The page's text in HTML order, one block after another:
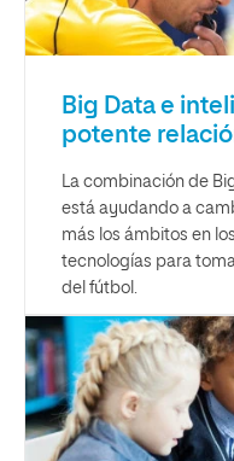
Big Data e
potente
La combinación de
está ayudando a
más los ámbitos en
tecnologías para
del fútbol.